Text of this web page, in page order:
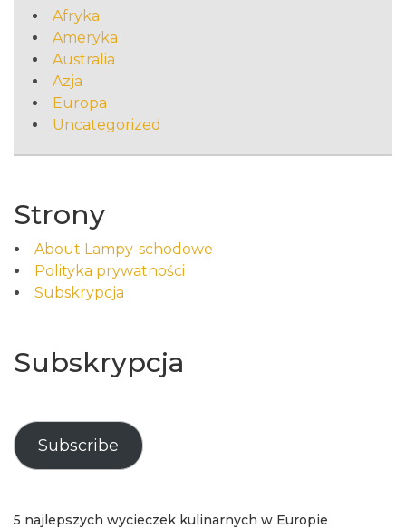
Afryka
Ameryka
Australia
Azja
Europa
Uncategorized
Strony
About Lampy-schodowe
Polityka prywatności
Subskrypcja
Subskrypcja
Subscribe
5 najlepszych wycieczek kulinarnych w Europie